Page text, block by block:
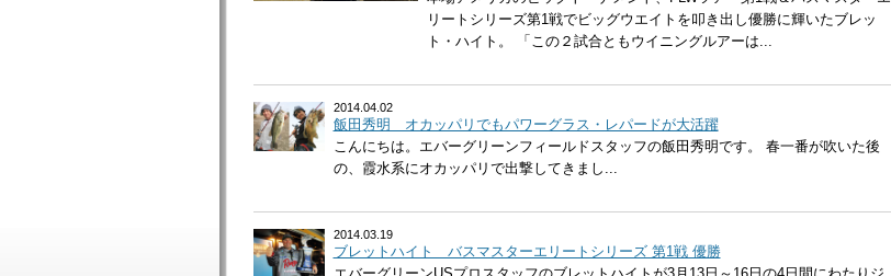
リートシリーズ第1戦でビッグウエイトを叩き出し優勝に輝いたブレッ
ト・ハイト。 「この２試合ともウイニングルアーは...
2014.04.02
飯田秀明 オカッパリでもパワーグラス・レパードが大活躍
こんにちは。エバーグリーンフィールドスタッフの飯田秀明です。 春一番が吹いた後
の、霞水系にオカッパリで出撃してきまし...
2014.03.19
ブレットハイト バスマスターエリートシリーズ 第1戦 優勝